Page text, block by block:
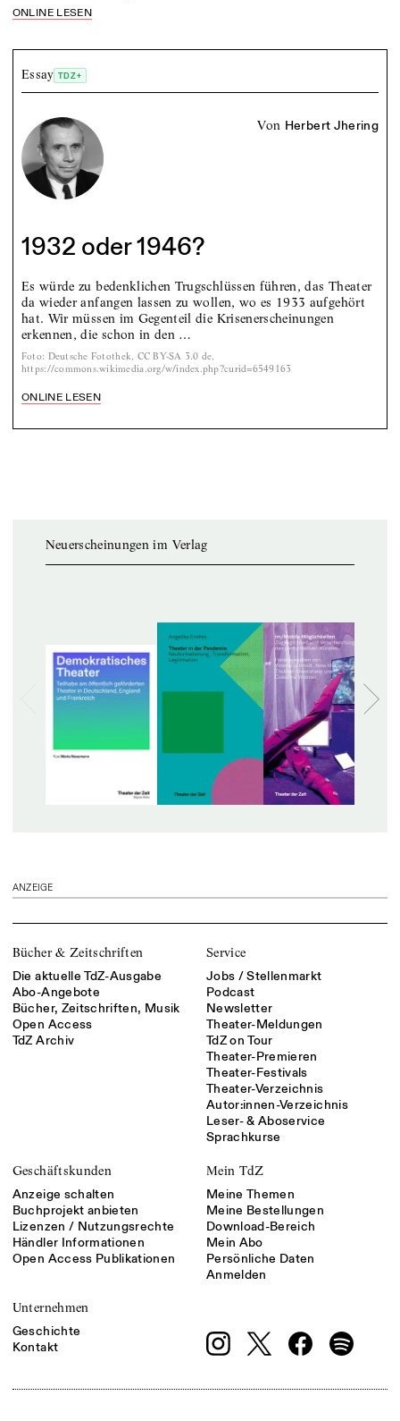
ONLINE LESEN
Essay TDZ+
von Herbert Jhering
1932 oder 1946?
Es würde zu bedenklichen Trugschlüssen führen, das Theater
da wieder anfangen lassen zu wollen, wo es 1933 aufgehört
hat. Wir müssen im Gegenteil die Krisenerscheinungen
erkennen, die schon in den …
Foto: Deutsche Fotothek‎, CC BY-SA 3.0 de,
https://commons.wikimedia.org/w/index.php?curid=6549163
ONLINE LESEN
Neuerscheinungen im Verlag
ANZEIGE
Bücher & Zeitschriften
Die aktuelle TdZ-Ausgabe
Abo-Angebote
Bücher, Zeitschriften, Musik
Open Access
TdZ Archiv
Service
Jobs / Stellenmarkt
Podcast
Newsletter
Theater-Meldungen
TdZ on Tour
Theater-Premieren
Theater-Festivals
Theater-Verzeichnis
Autor:innen-Verzeichnis
Leser- & Aboservice
Sprachkurse
Geschäftskunden
Anzeige schalten
Buchprojekt anbieten
Lizenzen / Nutzungsrechte
Händler Informationen
Open Access Publikationen
Mein TdZ
Meine Themen
Meine Bestellungen
Download-Bereich
Mein Abo
Persönliche Daten
Anmelden
Unternehmen
Geschichte
Kontakt